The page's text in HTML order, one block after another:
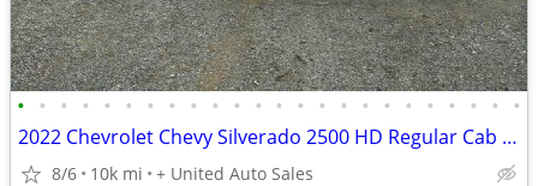
• • • • • • • • • • • • • • • • • • • • • • • •
2022 Chevrolet Chevy Silverado 2500 HD Regular Cab Work Truck Pickup 2D 8 ft
8/6 10k mi + United Auto Sales